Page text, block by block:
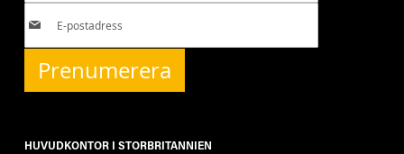
Prenumerera
HUVUDKONTOR I STORBRITANNIEN